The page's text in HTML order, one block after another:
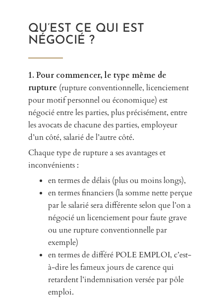
QU’EST CE QUI EST
NÉGOCIÉ ?
1. Pour commencer, le type même de
rupture (rupture conventionnelle, licenciement
pour motif personnel ou économique) est
négocié entre les parties, plus précisément, entre
les avocats de chacune des parties, employeur
d’un côté, salarié de l’autre côté.
Chaque type de rupture a ses avantages et
inconvénients :
en termes de délais (plus ou moins longs),
en termes financiers (la somme nette perçue
par le salarié sera différente selon que l’on a
négocié un licenciement pour faute grave
ou une rupture conventionnelle par
exemple)
en termes de différé POLE EMPLOI, c’est-
à-dire les fameux jours de carence qui
retardent l’indemnisation versée par pôle
emploi.